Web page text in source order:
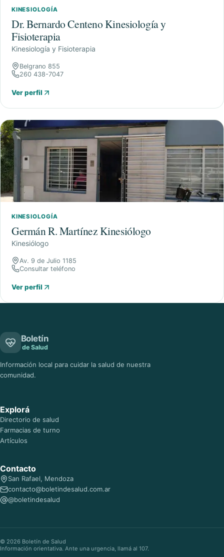
KINESIOLOGÍA
Dr. Bernardo Centeno Kinesiología y
Fisioterapia
Kinesiología y Fisioterapia
Belgrano 855
260 438-7047
Ver perfil
KINESIOLOGÍA
Germán R. Martínez Kinesiólogo
Kinesiólogo
Av. 9 de Julio 1185
Consultar teléfono
Ver perfil
Boletín
de Salud
Información local para cuidar la salud de nuestra
comunidad.
Explorá
Directorio de salud
Farmacias de turno
Artículos
Contacto
San Rafael, Mendoza
contacto@boletindesalud.com.ar
@boletindesalud
© 2026 Boletín de Salud
Información orientativa. Ante una urgencia, llamá al 107.